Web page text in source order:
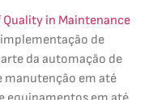
Quality in Maintenance
de
da automação de
manutenção em até